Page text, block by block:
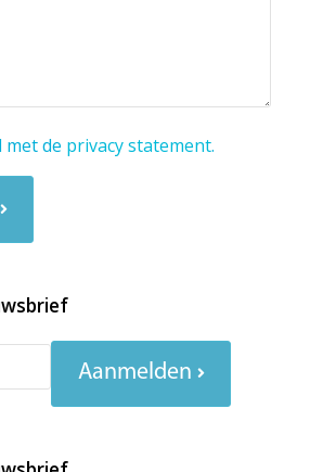
de privacy statement.
Aanmelden